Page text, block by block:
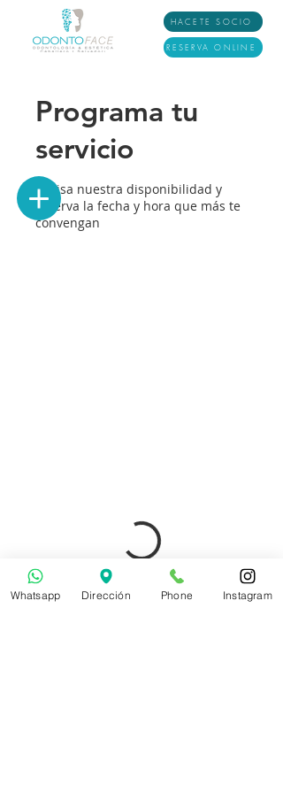
HACETE SOCIO
RESERVA ONLINE
Programa tu
servicio
Revisa nuestra disponibilidad y
reserva la fecha y hora que más te
convengan
Whatsapp Dirección Phone Instagram